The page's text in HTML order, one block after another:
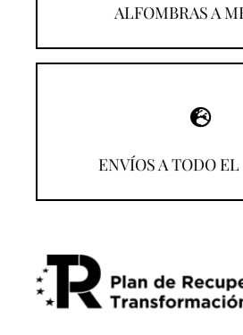
ALFOMBRAS A
ENVÍOS A TODO
¡Compra desde